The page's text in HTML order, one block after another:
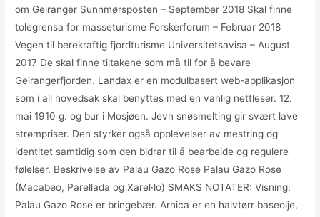
om Geiranger Sunnmørsposten – September 2018 Skal finne
tolegrensa for masseturisme Forskerforum – Februar 2018
Vegen til berekraftig fjordturisme Universitetsavisa – August
2017 De skal finne tiltakene som må til for å bevare
Geirangerfjorden. Landax er en modulbasert web-applikasjon
som i all hovedsak skal benyttes med en vanlig nettleser. 12.
mai 1910 g. og bur i Mosjøen. Jevn snøsmelting gir svært lave
strømpriser. Den styrker også opplevelser av mestring og
identitet samtidig som den bidrar til å bearbeide og regulere
følelser. Beskrivelse av Palau Gazo Rose Palau Gazo Rose
(Macabeo, Parellada og Xarel·lo) SMAKS NOTATER: Visning:
Palau Gazo Rose er bringebær. Arnica er en halvtørr baseolje,